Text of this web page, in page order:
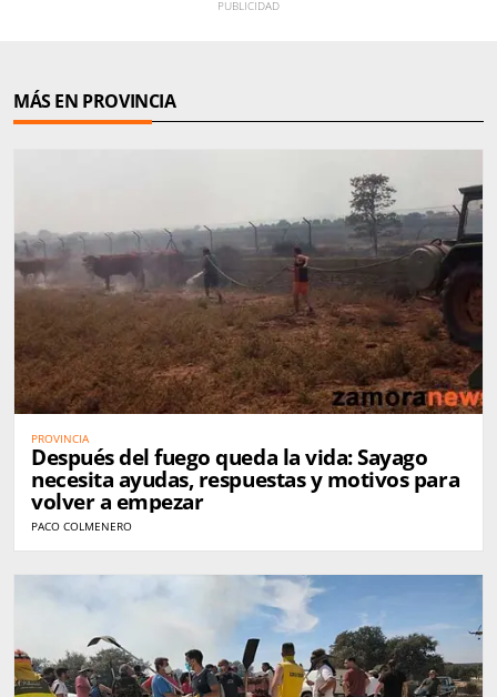
MÁS EN PROVINCIA
PROVINCIA
Después del fuego queda la vida: Sayago
necesita ayudas, respuestas y motivos para
volver a empezar
PACO COLMENERO